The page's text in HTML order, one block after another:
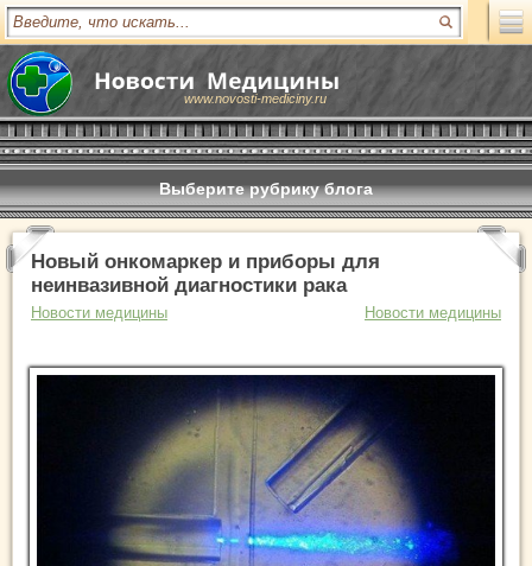
www.novosti-mediciny.ru
Выберите рубрику блога
Новый онкомаркер и приборы для
неинвазивной диагностики рака
Новости медицины Новости медицины